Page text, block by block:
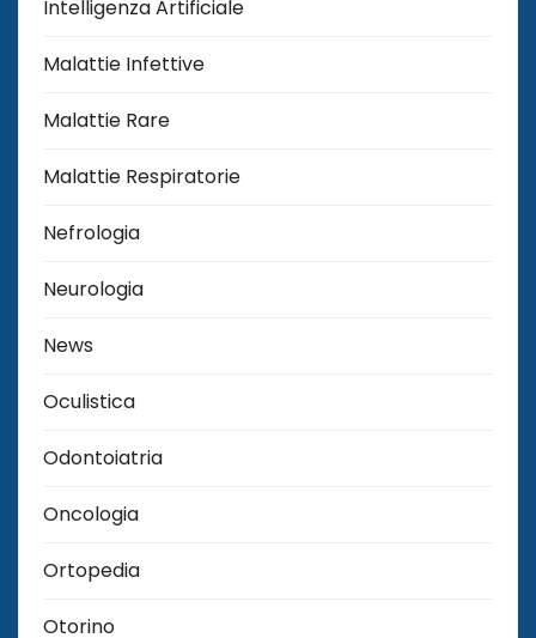
Intelligenza Artificiale
Malattie Infettive
Malattie Rare
Malattie Respiratorie
Nefrologia
Neurologia
News
Oculistica
Odontoiatria
Oncologia
Ortopedia
Otorino